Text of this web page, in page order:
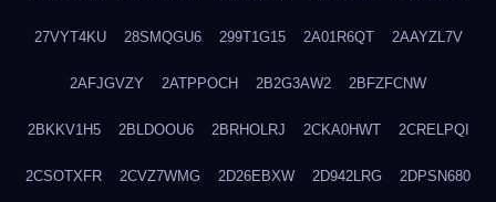
27VYT4KU 28SMQGU6 299T1G15 2A01R6QT 2AAYZL7V
2AFJGVZY 2ATPPOCH 2B2G3AW2 2BFZFCNW
2BKKV1H5 2BLDOOU6 2BRHOLRJ 2CKA0HWT 2CRELPQI
2CSOTXFR 2CVZ7WMG 2D26EBXW 2D942LRG 2DPSN680